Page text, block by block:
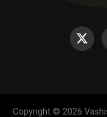
Copyright © 2026